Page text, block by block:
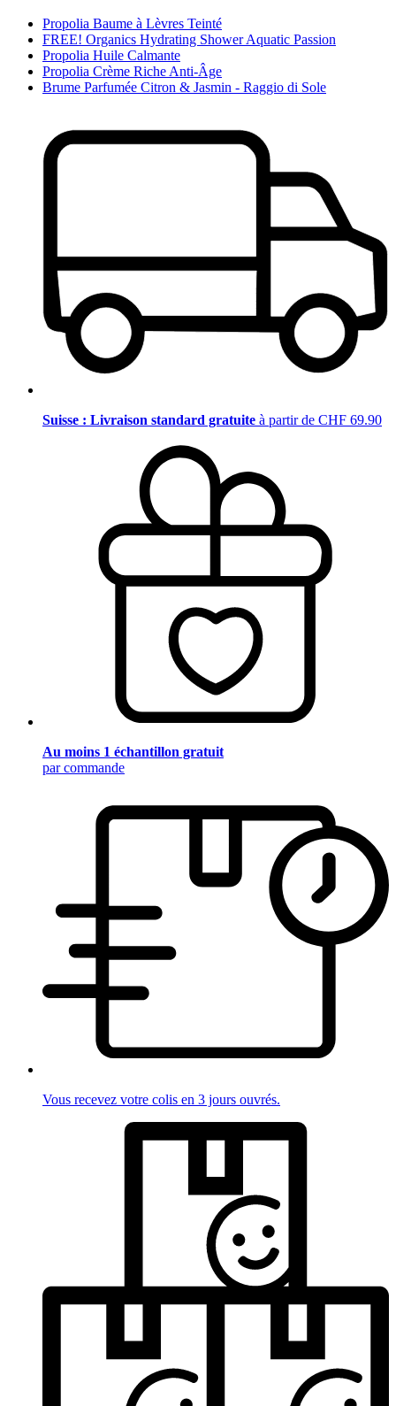
Propolia Baume à Lèvres Teinté
FREE! Organics Hydrating Shower Aquatic Passion
Propolia Huile Calmante
Propolia Crème Riche Anti-Âge
Brume Parfumée Citron & Jasmin - Raggio di Sole
Suisse : Livraison standard gratuite à partir de CHF 69.90
Au moins 1 échantillon gratuit
par commande
Vous recevez votre colis en 3 jours ouvrés.